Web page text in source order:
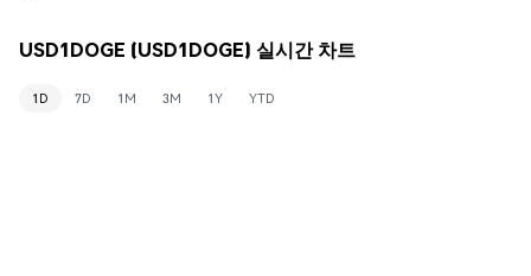
USD1DOGE (USD1DOGE) 실시간 차트
1D 7D 1M 3M 1Y YTD